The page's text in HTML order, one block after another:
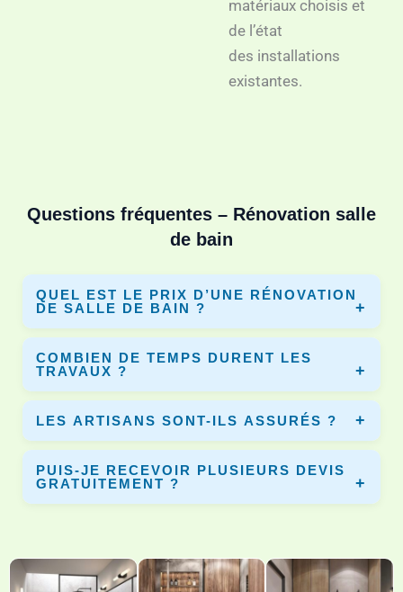
matériaux choisis et
de l’état
des installations
existantes.
Questions fréquentes – Rénovation salle
de bain
QUEL EST LE PRIX D’UNE RÉNOVATION
DE SALLE DE BAIN ?
Le prix varie selon la surface, les matériaux et les travaux.
En moyenne entre 3 000€ et 10 000€. Dyno-Renov vous
permet de comparer plusieurs devis.
COMBIEN DE TEMPS DURENT LES
TRAVAUX ?
Une rénovation complète dure entre 5 et 10 jours selon le
chantier et les équipements installés.
LES ARTISANS SONT-ILS ASSURÉS ?
Oui, tous les artisans partenaires disposent d’une
assurance décennale pour garantir vos travaux.
PUIS-JE RECEVOIR PLUSIEURS DEVIS
GRATUITEMENT ?